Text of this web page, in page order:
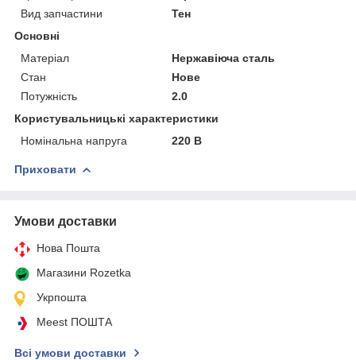
Вид запчастини
Тен
Основні
Матеріал
Нержавіюча сталь
Стан
Нове
Потужність
2.0
Користувальницькі характеристики
Номінальна напруга
220 В
Приховати
Умови доставки
Нова Пошта
Магазини Rozetka
Укрпошта
Meest ПОШТА
Всі умови доставки